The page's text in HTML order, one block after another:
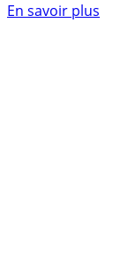
En savoir plus